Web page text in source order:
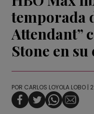
temporada
Attendant”
Stone en su
POR CARLOS LOYOLA LOBO |